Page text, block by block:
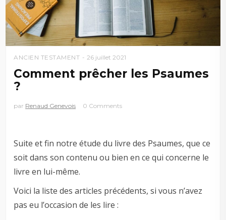
ANCIEN TESTAMENT 26 juillet 2021
Comment prêcher les Psaumes
?
par Renaud Genevois 0 Comments
Suite et fin notre étude du livre des Psaumes, que ce
soit dans son contenu ou bien en ce qui concerne le
livre en lui-même.
Voici la liste des articles précédents, si vous n’avez
pas eu l’occasion de les lire :